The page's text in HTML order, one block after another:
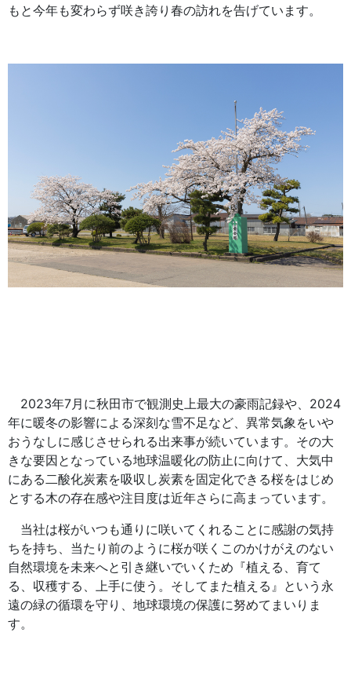
もと今年も変わらず咲き誇り春の訪れを告げています。
2023年7月に秋田市で観測史上最大の豪雨記録や、2024
年に暖冬の影響による深刻な雪不足など、異常気象をいや
おうなしに感じさせられる出来事が続いています。その大
きな要因となっている地球温暖化の防止に向けて、大気中
にある二酸化炭素を吸収し炭素を固定化できる桜をはじめ
とする木の存在感や注目度は近年さらに高まっています。
当社は桜がいつも通りに咲いてくれることに感謝の気持
ちを持ち、当たり前のように桜が咲くこのかけがえのない
自然環境を未来へと引き継いでいくため『植える、育て
る、収穫する、上手に使う。そしてまた植える』という永
遠の緑の循環を守り、地球環境の保護に努めてまいりま
す。